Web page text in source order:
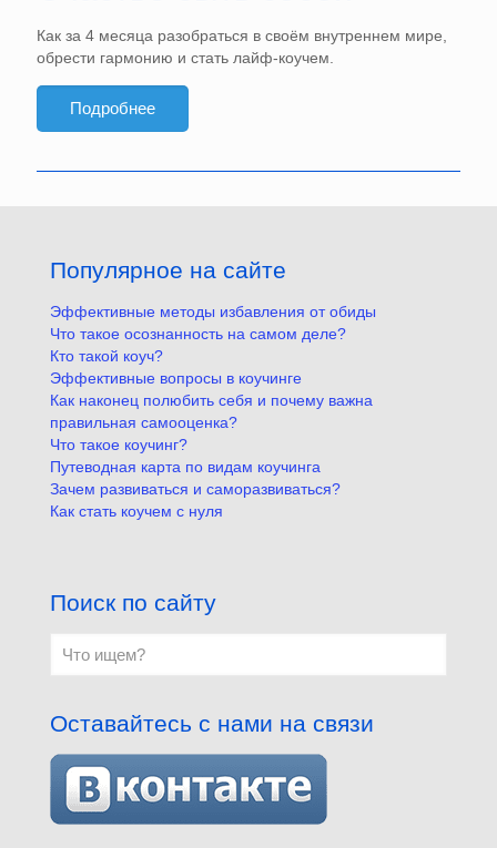
Как за 4 месяца разобраться в своём внутреннем мире,
обрести гармонию и стать лайф-коучем.
Подробнее
Популярное на сайте
Эффективные методы избавления от обиды
Что такое осознанность на самом деле?
Кто такой коуч?
Эффективные вопросы в коучинге
Как наконец полюбить себя и почему важна
правильная самооценка?
Что такое коучинг?
Путеводная карта по видам коучинга
Зачем развиваться и саморазвиваться?
Как стать коучем с нуля
Поиск по сайту
Оставайтесь с нами на связи